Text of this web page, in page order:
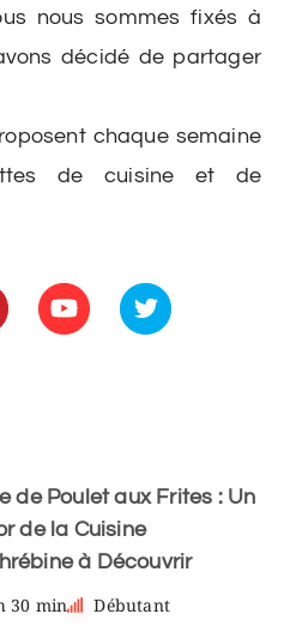
nous sommes fixés à
décidé de partager
chaque semaine
de cuisine et de
de Poulet aux Frites : Un
de la Cuisine
à Découvrir
30 min
Débutant